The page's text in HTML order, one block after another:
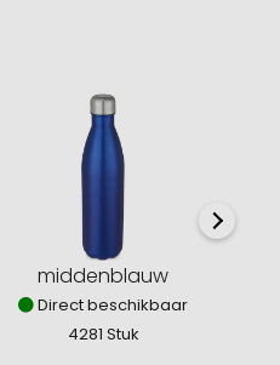
middenblauw
Direct beschikbaar
4281 Stuk